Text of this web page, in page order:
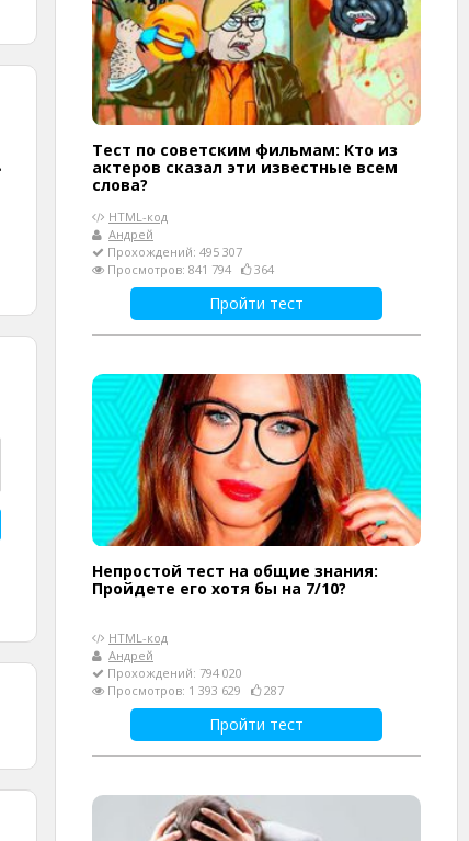
Тест по советским фильмам: Кто из
актеров сказал эти известные всем
слова?
HTML-код
Андрей
Прохождений: 495 307
Просмотров: 841 794
364
Пройти тест
Непростой тест на общие знания:
Пройдете его хотя бы на 7/10?
HTML-код
Андрей
Прохождений: 794 020
Просмотров: 1 393 629
287
Пройти тест